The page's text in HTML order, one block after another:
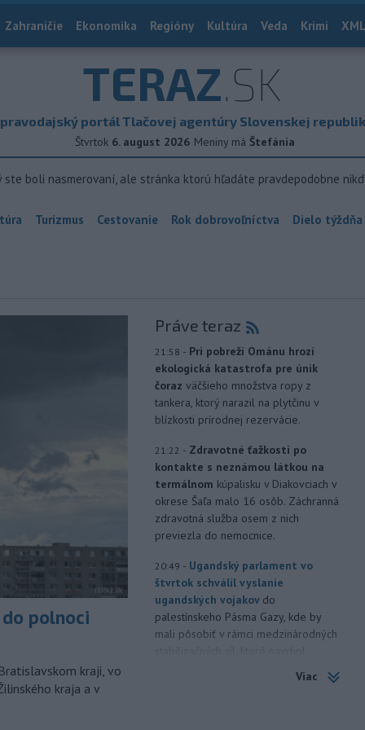
Zahraničie Ekonomika Regióny Kultúra Veda Krimi
TERAZ.SK
portál Tlačovej agentúry Slovenskej
Štvrtok 6. august 2026 Meniny má Štefánia
ste boli nasmerovaní, ale stránka ktorú hľadáte pravdepodobne
Turizmus Cestovanie Rok dobrovoľníctva Dielo týždňa
do polnoci
kraji, vo
kraja a v
Práve teraz
21:58 - Pri pobreží Ománu hrozí
ekologická katastrofa pre únik
čoraz väčšieho množstva ropy z
tankera, ktorý narazil na plytčinu v
blízkosti prírodnej rezervácie.
21:22 - Zdravotné ťažkosti po
kontakte s neznámou látkou na
termálnom kúpalisku v Diakovciach v
okrese Šaľa malo 16 osôb. Záchranná
zdravotná služba osem z nich
previezla do nemocnice.
20:49 - Ugandský parlament vo
štvrtok schválil vyslanie
ugandských vojakov do
palestínskeho Pásma Gazy, kde by
mali pôsobiť v rámci medzinárodných
Viac